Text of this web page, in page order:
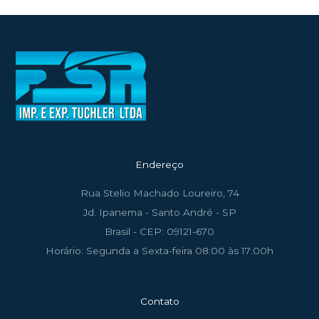
Endereço
Rua Stelio Machado Loureiro, 74
Jd. Ipanema - Santo André - SP
Brasil - CEP: 09121-670
Horário: Segunda a Sexta-feira 08:00 às 17:00h
Contato